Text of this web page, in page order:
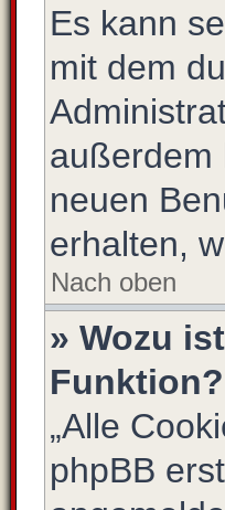
Es kann
mit dem
außerdem
neuen
erhalten,
Nach oben
» Wozu
Funktion?
„Alle
phpBB